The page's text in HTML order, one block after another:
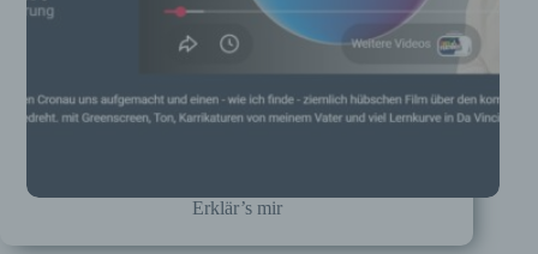
Erklär’s mir